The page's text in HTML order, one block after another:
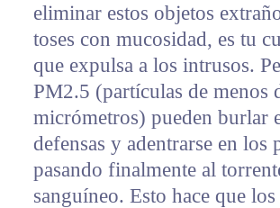
eliminar estos objetos
toses con mucosidad, es tu
que expulsa a los intrusos.
PM2.5 (partículas de menos
micrómetros) pueden burlar
defensas y adentrarse en los
pasando finalmente al
sanguíneo. Esto hace que los